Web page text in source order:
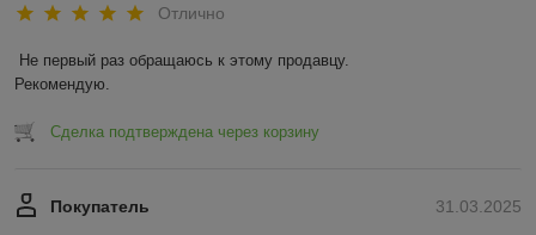
Отлично
Не первый раз обращаюсь к этому продавцу.
Рекомендую.
Сделка подтверждена через корзину
31.03.2025
Покупатель